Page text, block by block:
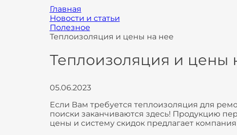
Главная
Новости и статьи
Полезное
Теплоизоляция и цены на нее
Теплоизоляция и цены
05.06.2023
Если Вам требуется теплоизоляция для
поиски заканчиваются здесь! Продукцию
цены и систему скидок предлагает компания